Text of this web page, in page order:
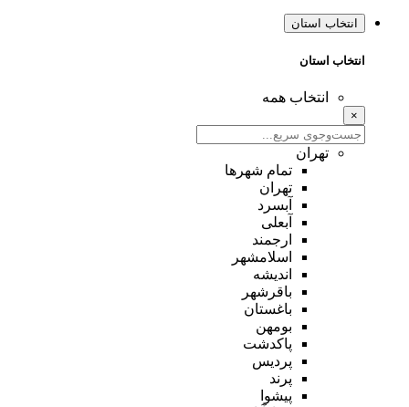
انتخاب استان
انتخاب استان
انتخاب همه
×
تهران
تمام شهر‌ها
تهران
آبسرد
آبعلی
ارجمند
اسلامشهر
اندیشه
باقرشهر
باغستان
بومهن
پاکدشت
پردیس
پرند
پیشوا